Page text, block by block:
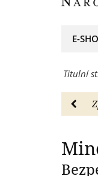
mm,
kusů
E-
Titulní
-
rámečky
-
Národní
-